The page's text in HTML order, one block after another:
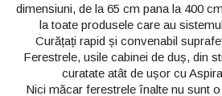
dimensiuni, de la 65 cm pana la 400
la toate produsele care au
Curățați rapid și convenabil
Ferestrele, usile cabinei de duș, din
curatate atât de ușor cu
Nici măcar ferestrele înalte nu sunt